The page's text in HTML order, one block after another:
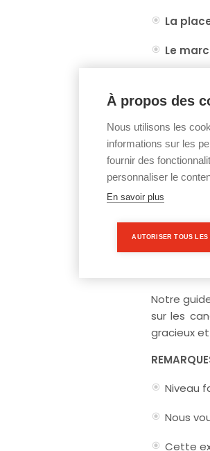
La
Le
À la fin
retourner
croisière.
Nous
Notre
sur les
gracieux
Niveau
Nous
Cette
À propos des
Nous utilisons les
informations sur les
fournir des
personnaliser le
En savoir plus
AUTORISER TOUS LES